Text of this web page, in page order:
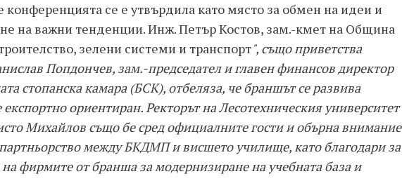
конференцията се е утвърдила като място за обмен на идеи и
на важни тенденции. Инж. Петър Костов, зам.-кмет на Община
зелени системи и транспорт", също приветства
Попдончев, зам.-председател и главен финансов директор
стопанска камара (БСК), отбеляза, че браншът се развива
ориентиран. Ректорът на Лесотехническия университет
Михайлов също бе сред официалните гости и обърна внимание
между БКДМП и висшето училище, като благодари за
фирмите от бранша за модернизиране на учебната база и